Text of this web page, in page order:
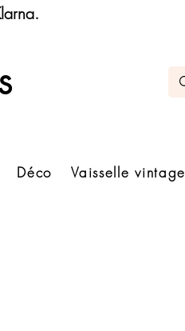
Déco Vaisselle vintage